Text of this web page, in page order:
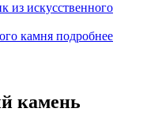
камня подробнее
камень